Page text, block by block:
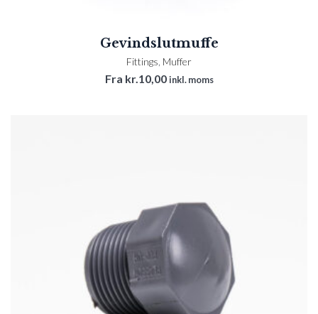
Gevindslutmuffe
Fittings Muffer
Fra kr.10,00 inkl. moms